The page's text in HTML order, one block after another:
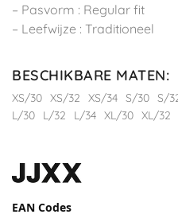
– Pasvorm : Regular fit
– Leefwijze : Traditioneel
BESCHIKBARE MATEN:
XS/30 XS/32 XS/34 S/30 S/
L/30
L/32 L/34 XL/30 XL/32
EAN Codes